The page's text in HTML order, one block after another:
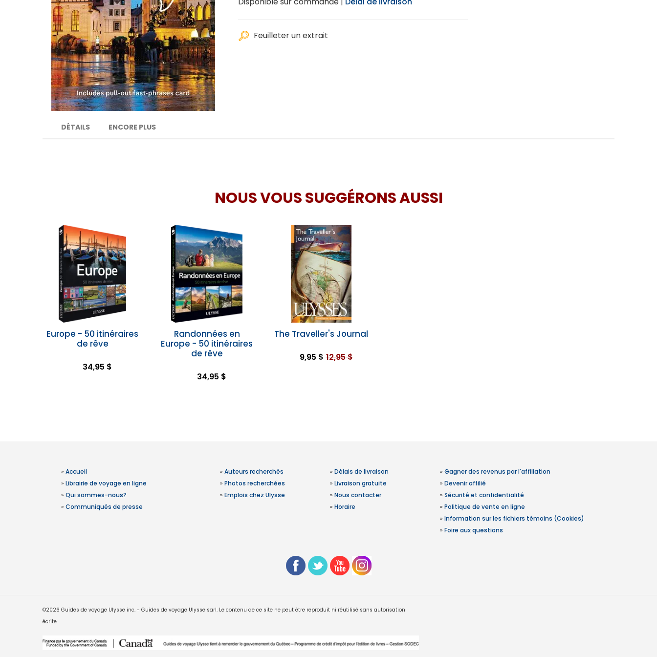
Feuilleter un extrait
DÉTAILS ENCORE PLUS
NOUS VOUS SUGGÉRONS AUSSI
Europe - 50 itinéraires
de rêve
34,95 $
Randonnées en
Europe - 50 itinéraires
de rêve
34,95 $
The Traveller's Journal
9,95 $ 12,95 $
» Accueil
» Librairie de voyage en ligne
» Qui sommes-nous?
» Communiqués de presse
» Auteurs recherchés
» Photos recherchées
» Emplois chez Ulysse
» Délais de livraison
» Livraison gratuite
» Nous contacter
» Horaire
» Gagner des revenus par l'affiliation
» Devenir affilié
» Sécurité et confidentialité
» Politique de vente en ligne
» Information sur les fichiers témoins (Cookies)
» Foire aux questions
©2026 Guides de voyage Ulysse inc. - Guides de voyage Ulysse sarl. Le contenu de ce site ne peut être reproduit ni réutilisé sans autorisation
écrite.